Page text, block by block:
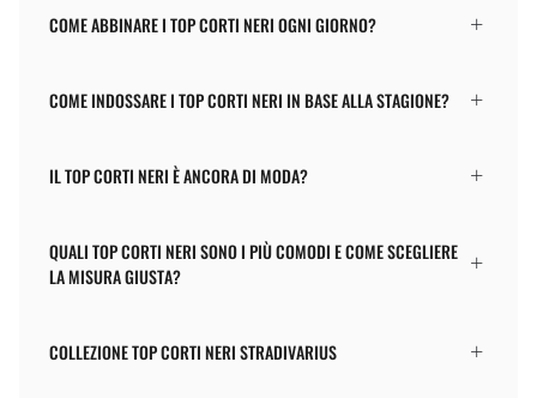
COME ABBINARE I TOP CORTI NERI OGNI GIORNO?
COME INDOSSARE I TOP CORTI NERI IN BASE ALLA STAGIONE?
IL TOP CORTI NERI È ANCORA DI MODA?
QUALI TOP CORTI NERI SONO I PIÙ COMODI E COME SCEGLIERE
LA MISURA GIUSTA?
COLLEZIONE TOP CORTI NERI STRADIVARIUS